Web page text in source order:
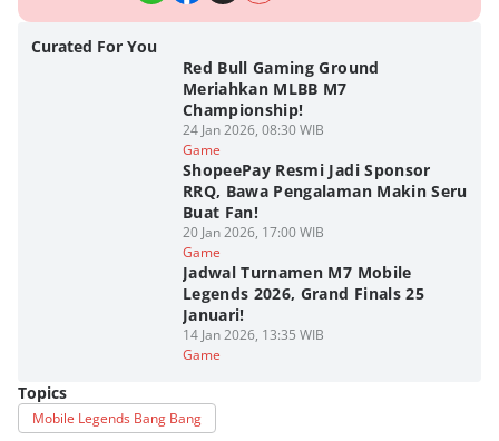
Curated For You
Red Bull Gaming Ground
Meriahkan MLBB M7
Championship!
24 Jan 2026, 08:30 WIB
Game
ShopeePay Resmi Jadi Sponsor
RRQ, Bawa Pengalaman Makin Seru
Buat Fan!
20 Jan 2026, 17:00 WIB
Game
Jadwal Turnamen M7 Mobile
Legends 2026, Grand Finals 25
Januari!
14 Jan 2026, 13:35 WIB
Game
Topics
Mobile Legends Bang Bang